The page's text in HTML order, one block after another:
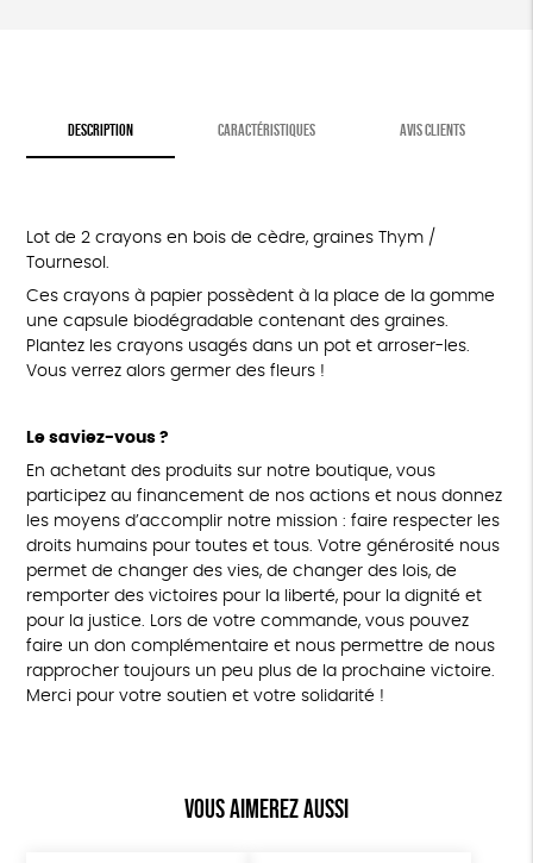
DESCRIPTION CARACTÉRISTIQUES AVIS CLIENTS
Lot de 2 crayons en bois de cèdre, graines Thym /
Tournesol.
Ces crayons à papier possèdent à la place de la gomme
une capsule biodégradable contenant des graines.
Plantez les crayons usagés dans un pot et arroser-les.
Vous verrez alors germer des fleurs !
Le saviez-vous ?
En achetant des produits sur notre boutique, vous
participez au financement de nos actions et nous donnez
les moyens d’accomplir notre mission : faire respecter les
droits humains pour toutes et tous. Votre générosité nous
permet de changer des vies, de changer des lois, de
remporter des victoires pour la liberté, pour la dignité et
pour la justice. Lors de votre commande, vous pouvez
faire un don complémentaire et nous permettre de nous
rapprocher toujours un peu plus de la prochaine victoire.
Merci pour votre soutien et votre solidarité !
Vous aimerez aussi